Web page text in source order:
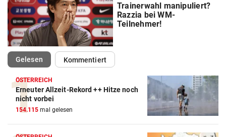
Trainerwahl manipuliert?
Razzia bei WM-
Teilnehmer!
Gelesen(ausgewählt)Kommentiert
ÖSTERREICH
Erneuter Allzeit-Rekord ++ Hitze noch
nicht vorbei
154.115 mal gelesen
Action-Cam Vergleich
ZUM VERGLEICH
Crosstrainer Vergleich